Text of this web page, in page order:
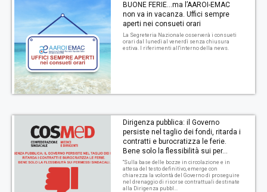
BUONE FERIE…ma l’AAROI-EMAC
non va in vacanza. Uffici sempre
aperti nei consueti orari
La Segreteria Nazionale osserverà i consueti
orari dal lunedì al venerdì senza chiusura
estiva. I riferimenti all'interno della news.
Dirigenza pubblica: il Governo
persiste nel taglio dei fondi, ritarda i
contratti e burocratizza le ferie.
Bene solo la flessibilità sui per...
“Sulla base delle bozze in circolazione e in
attesa del testo definitivo, emerge con
chiarezza la volontà del Governo di proseguire
nel drenaggio di risorse contrattuali destinate
alla Dirigenza pubbl...